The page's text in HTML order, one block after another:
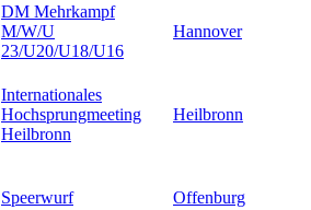
DM Mehrkampf
M/W/U
23/U20/U18/U16
Hannover
Internationales
Hochsprungmeeting
Heilbronn
Heilbronn
Speerwurf Offenburg